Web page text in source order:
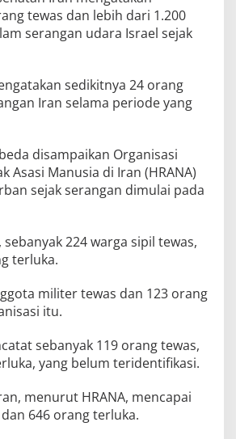
tewas dan lebih dari 1.200
serangan udara Israel sejak
sedikitnya 24 orang
Iran selama periode yang
disampaikan Organisasi
Asasi Manusia di Iran (HRANA)
sejak serangan dimulai pada
224 warga sipil tewas,
terluka.
militer tewas dan 123 orang
itu.
sebanyak 119 orang tewas,
yang belum teridentifikasi.
menurut HRANA, mencapai
646 orang terluka.